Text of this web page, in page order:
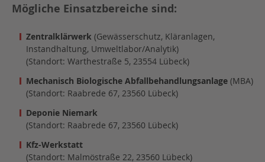
Mögliche Einsatzbereiche sind:
Zentralklärwerk (Gewässerschutz, Kläranlagen,
Instandhaltung, Umweltlabor/Analytik)
(Standort: Warthestraße 5, 23554 Lübeck)
Mechanisch Biologische Abfallbehandlungsanlage (MBA)
(Standort: Raabrede 67, 23560 Lübeck)
Deponie Niemark
(Standort: Raabrede 67, 23560 Lübeck)
Kfz-Werkstatt
(Standort: Malmöstraße 22, 23560 Lübeck)